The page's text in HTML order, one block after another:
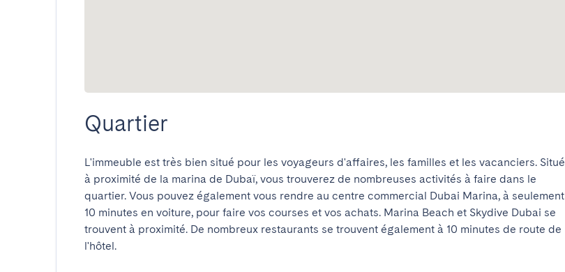
Quartier
L'immeuble est très bien situé pour les voyageurs d'affaires, les familles et les vacanciers. Situé
à proximité de la marina de Dubaï, vous trouverez de nombreuses activités à faire dans le
quartier. Vous pouvez également vous rendre au centre commercial Dubai Marina, à seulement
10 minutes en voiture, pour faire vos courses et vos achats. Marina Beach et Skydive Dubai se
trouvent à proximité. De nombreux restaurants se trouvent également à 10 minutes de route de
l'hôtel.